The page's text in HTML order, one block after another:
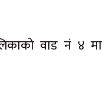
वाड नं ४